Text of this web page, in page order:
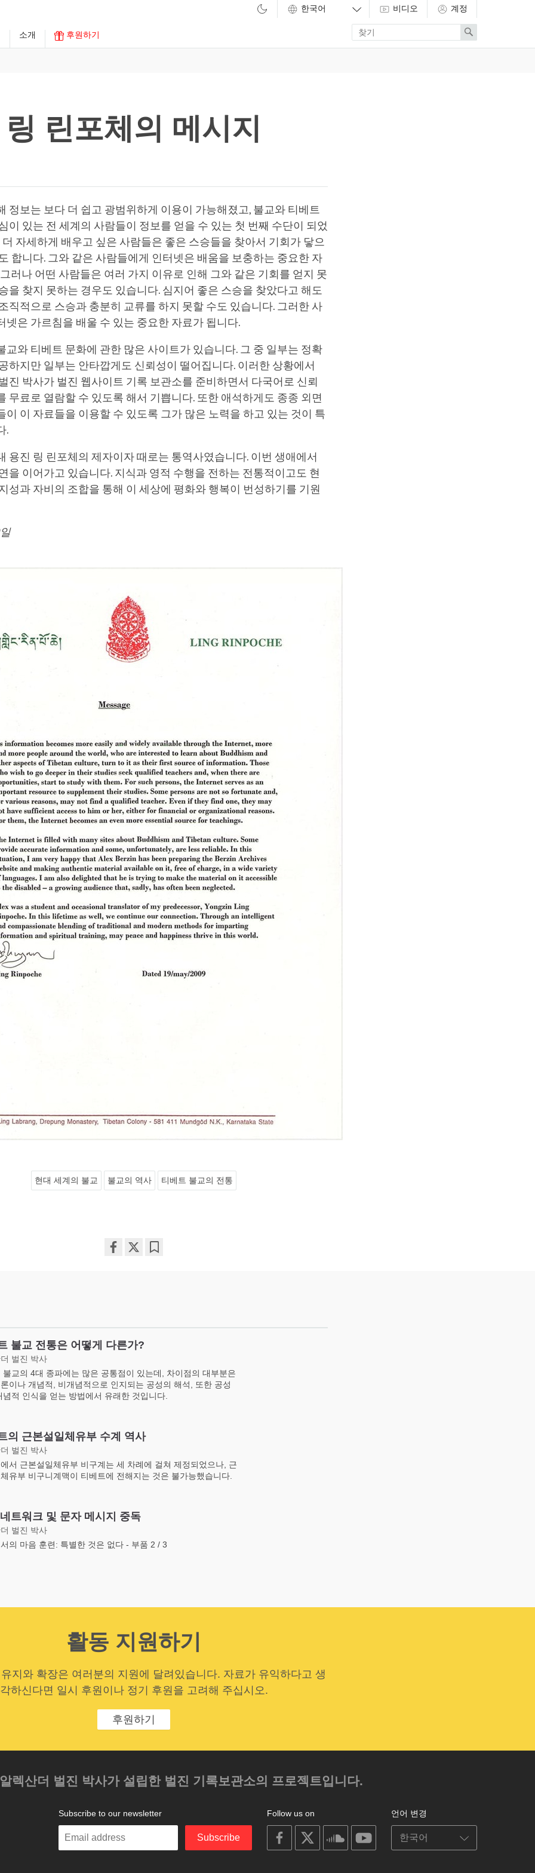
소개 후원하기
비디오 계정
Enter
search
term
Search
링 린포체의 메시지
정보는 보다 더 쉽고 광범위하게 이용이 가능해졌고, 불교와 티베트
이 있는 전 세계의 사람들이 정보를 얻을 수 있는 첫 번째 수단이 되었
더 자세하게 배우고 싶은 사람들은 좋은 스승들을 찾아서 기회가 닿으
합니다. 그와 같은 사람들에게 인터넷은 배움을 보충하는 중요한 자
러나 어떤 사람들은 여러 가지 이유로 인해 그와 같은 기회를 얻지 못
을 찾지 못하는 경우도 있습니다. 심지어 좋은 스승을 찾았다고 해도
직적으로 스승과 충분히 교류를 하지 못할 수도 있습니다. 그러한 사
넷은 가르침을 배울 수 있는 중요한 자료가 됩니다.
교와 티베트 문화에 관한 많은 사이트가 있습니다. 그 중 일부는 정확
하지만 일부는 안타깝게도 신뢰성이 떨어집니다. 이러한 상황에서
진 박사가 벌진 웹사이트 기록 보관소를 준비하면서 다국어로 신뢰
무료로 열람할 수 있도록 해서 기쁩니다. 또한 애석하게도 종종 외면
이 이 자료들을 이용할 수 있도록 그가 많은 노력을 하고 있는 것이 특
.
용진 링 린포체의 제자이자 때로는 통역사였습니다. 이번 생애에서
을 이어가고 있습니다. 지식과 영적 수행을 전하는 전통적이고도 현
성과 자비의 조합을 통해 이 세상에 평화와 행복이 번성하기를 기원
현대 세계의 불교 불교의 역사 티베트 불교의 전통
불교 전통은 어떻게 다른가?
벌진 박사
불교의 4대 종파에는 많은 공통점이 있는데, 차이점의 대부분은
이나 개념적, 비개념적으로 인지되는 공성의 해석, 또한 공성
념적 인식을 얻는 방법에서 유래한 것입니다.
의 근본설일체유부 수계 역사
벌진 박사
서 근본설일체유부 비구계는 세 차례에 걸쳐 제정되었으나, 근
유부 비구니계맥이 티베트에 전해지는 것은 불가능했습니다.
트워크 및 문자 메시지 중독
벌진 박사
의 마음 훈련: 특별한 것은 없다 - 부품 2 / 3
활동 지원하기
지와 확장은 여러분의 지원에 달려있습니다. 자료가 유익하다고 생
각하신다면 일시 후원이나 정기 후원을 고려해 주십시오.
후원하기
렉산더 벌진 박사가 설립한 벌진 기록보관소의 프로젝트입니다.
언어 변경
Follow us on
on
facebook
on
on
soundcloudyoutube
Subscribe to our newsletter
Enter
Subscribe